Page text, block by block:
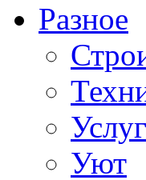
Разное
Уют